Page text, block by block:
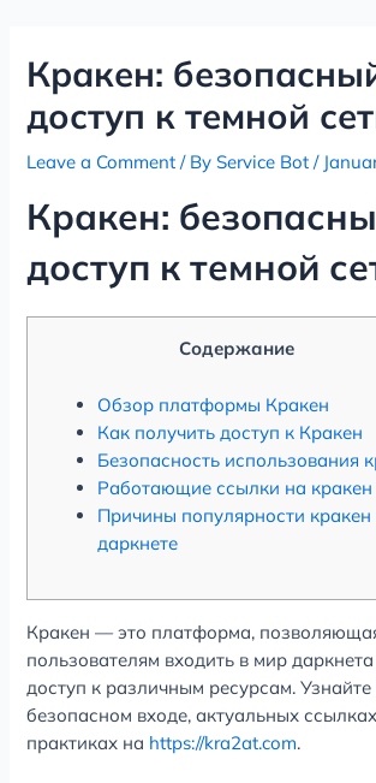
contentКракен:
доступ к темной
Leave a Comment / ByService Bot/
Кракен:
доступ к темной
Содержание
Обзор платформы Кракен
Как получить доступ к Кракен
Безопасность использования
Работающие ссылки на
Причины популярности кракен
даркнете
Кракен — это платформа,
пользователям входить в мир
доступ к различным ресурсам.
безопасном входе, актуальных
практиках на https://kra2at.com.